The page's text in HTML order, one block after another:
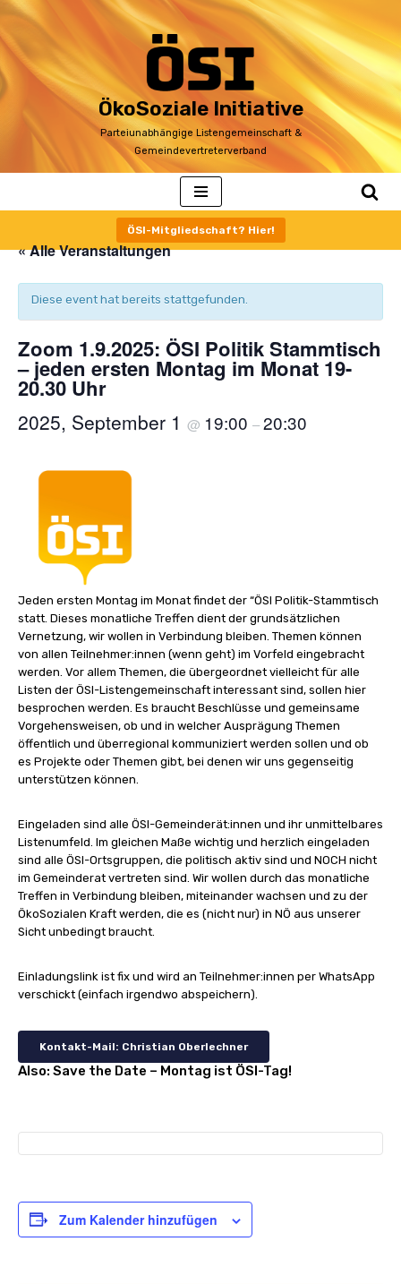
Zum
Inhalt
ÖkoSoziale Initiative
Parteiunabhängige Listengemeinschaft &
Gemeindevertreterverband
ÖSI-Mitgliedschaft? Hier!
« Alle Veranstaltungen
Diese event hat bereits stattgefunden.
Zoom 1.9.2025: ÖSI Politik Stammtisch
– jeden ersten Montag im Monat 19-
20.30 Uhr
2025, September 1 @ 19:00 –20:30
Jeden ersten Montag im Monat findet der “ÖSI Politik-Stammtisch
statt. Dieses monatliche Treffen dient der grundsätzlichen
Vernetzung, wir wollen in Verbindung bleiben. Themen können
von allen Teilnehmer:innen (wenn geht) im Vorfeld eingebracht
werden. Vor allem Themen, die übergeordnet vielleicht für alle
Listen der ÖSI-Listengemeinschaft interessant sind, sollen hier
besprochen werden. Es braucht Beschlüsse und gemeinsame
Vorgehensweisen, ob und in welcher Ausprägung Themen
öffentlich und überregional kommuniziert werden sollen und ob
es Projekte oder Themen gibt, bei denen wir uns gegenseitig
unterstützen können.
Eingeladen sind alle ÖSI-Gemeinderät:innen und ihr unmittelbares
Listenumfeld. Im gleichen Maße wichtig und herzlich eingeladen
sind alle ÖSI-Ortsgruppen, die politisch aktiv sind und NOCH nicht
im Gemeinderat vertreten sind. Wir wollen durch das monatliche
Treffen in Verbindung bleiben, miteinander wachsen und zu der
ÖkoSozialen Kraft werden, die es (nicht nur) in NÖ aus unserer
Sicht unbedingt braucht.
Einladungslink ist fix und wird an Teilnehmer:innen per WhatsApp
verschickt (einfach irgendwo abspeichern).
Kontakt-Mail: Christian Oberlechner
Also: Save the Date – Montag ist ÖSI-Tag!
Zum Kalender hinzufügen